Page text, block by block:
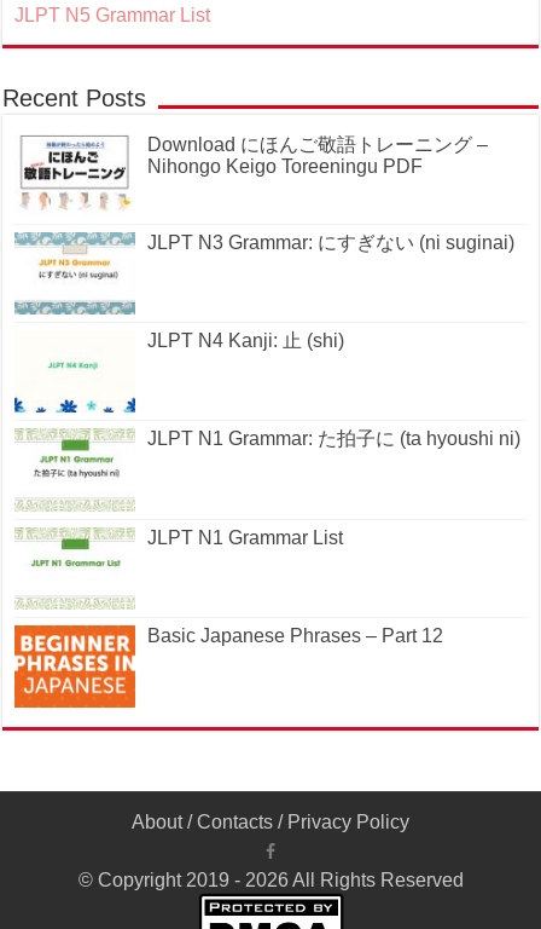
JLPT N5 Grammar List
Recent Posts
Download にほんご敬語トレーニング –
Nihongo Keigo Toreeningu PDF
JLPT N3 Grammar: にすぎない (ni suginai)
JLPT N4 Kanji: 止 (shi)
JLPT N1 Grammar: た拍子に (ta hyoushi ni)
JLPT N1 Grammar List
Basic Japanese Phrases – Part 12
About/Contacts / Privacy Policy
© Copyright 2019 - 2026 All Rights Reserved